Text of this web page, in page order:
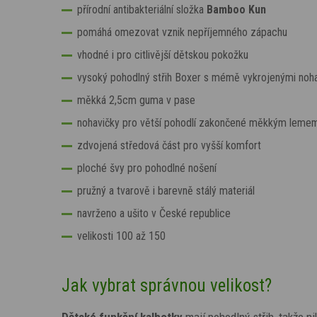
přírodní antibakteriální složka Bamboo Kun
pomáhá omezovat vznik nepříjemného zápachu
vhodné i pro citlivější dětskou pokožku
vysoký pohodlný střih Boxer s mémě vykrojenými
měkká 2,5cm guma v pase
nohavičky pro větší pohodlí zakončené měkkým
zdvojená středová část pro vyšší komfort
ploché švy pro pohodlné nošení
pružný a tvarově i barevně stálý materiál
navrženo a ušito v České republice
velikosti 100 až 150
Jak vybrat správnou velikost?